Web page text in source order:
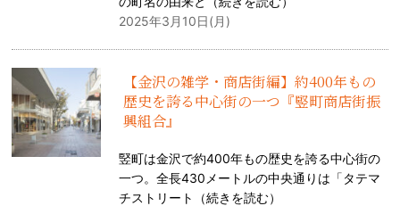
2025年3月10日(月)
【金沢の雑学・商店街編】約400年もの
歴史を誇る中心街の一つ『竪町商店街振
興組合』
竪町は金沢で約400年もの歴史を誇る中心街の
一つ。全長430メートルの中央通りは「タテマ
チストリート（続きを読む）